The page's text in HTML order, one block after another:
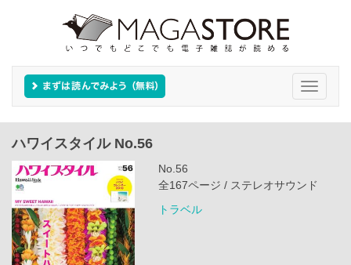
Toggle
ハワイスタイル No.56
No.56
全167ページ / ステレオサウンド
トラベル